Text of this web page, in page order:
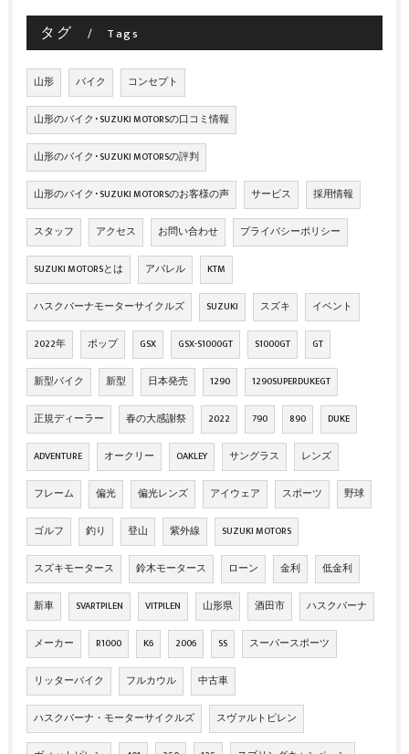
タグ Tags
山形 バイク コンセプト
山形のバイク･SUZUKI MOTORSの口コミ情報
山形のバイク･SUZUKI MOTORSの評判
山形のバイク･SUZUKI MOTORSのお客様の声 サービス 採用情報
スタッフ アクセス お問い合わせ プライバシーポリシー
SUZUKI MOTORSとは アパレル KTM
ハスクバーナモーターサイクルズ SUZUKI スズキ イベント
2022年 ポップ GSX GSX-S1000GT S1000GT GT
新型バイク 新型 日本発売 1290 1290SUPERDUKEGT
正規ディーラー 春の大感謝祭 2022 790 890 DUKE
ADVENTURE オークリー OAKLEY サングラス レンズ
フレーム 偏光 偏光レンズ アイウェア スポーツ 野球
ゴルフ 釣り 登山 紫外線 SUZUKI MOTORS
スズキモータース 鈴木モータース ローン 金利 低金利
新車 SVARTPILEN VITPILEN 山形県 酒田市 ハスクバーナ
メーカー R1000 K6 2006 SS スーパースポーツ
リッターバイク フルカウル 中古車
ハスクバーナ・モーターサイクルズ スヴァルトピレン